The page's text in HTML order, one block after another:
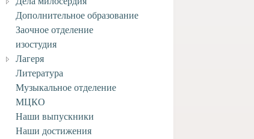
Дополнительное образование
Заочное отделение
изостудия
Лагеря
Литература
Музыкальное отделение
МЦКО
Наши выпускники
Наши достижения